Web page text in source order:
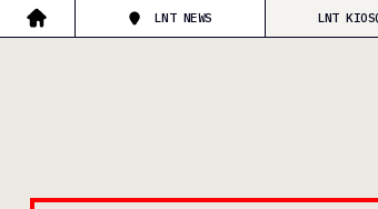
LNT NEWS LNT